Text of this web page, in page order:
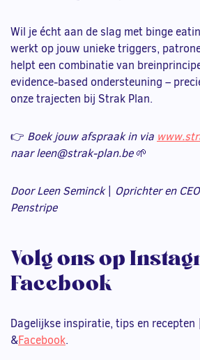
Wil je écht aan de slag met binge
werkt op jouw unieke triggers,
helpt een combinatie van
evidence‑based ondersteuning –
onze trajecten bij Strak Plan.
👉 Boek jouw afspraak in via
naar leen@strak‑plan.be🌱
Door Leen Seminck
Oprichter en
Penstripe
Volg ons op
Facebook
Dagelijkse inspiratie, tips en recepten |
&Facebook.